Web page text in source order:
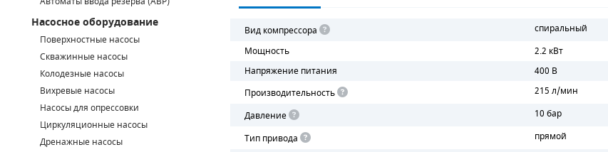
Насосное оборудование
Поверхностные насосы
Скважинные насосы
Колодезные насосы
Вихревые насосы
Насосы для опрессовки
Циркуляционные насосы
Дренажные насосы
Вид компрессора
спиральный
Мощность
2.2 кВт
Напряжение питания
400 В
Производительность
215 л/мин
Давление
10 бар
Тип привода
прямой
СМЕННЫЕ ЭЛЕМЕНТЫ МАГИСТРАЛЬНЫХ ФИЛЬТРОВ
ДЛЯ АДСОРБЦИОННЫХ ОСУШИТЕЛЕЙ
ЭЛЕКТРОДВИГАТЕЛИ
БЕНЗИНОВЫЕ ДВИГАТЕЛИ